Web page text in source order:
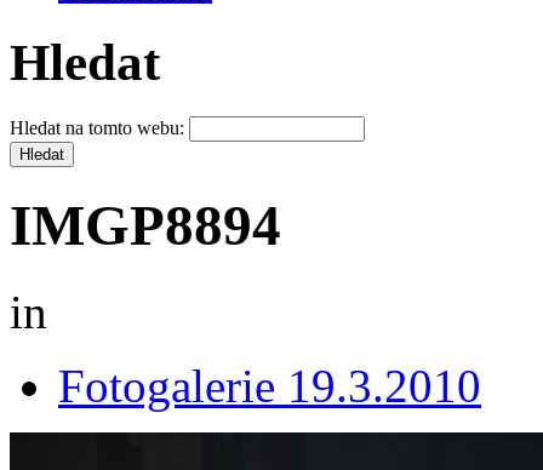
Hledat
Hledat na tomto webu:
IMGP8894
in
Fotogalerie 19.3.2010